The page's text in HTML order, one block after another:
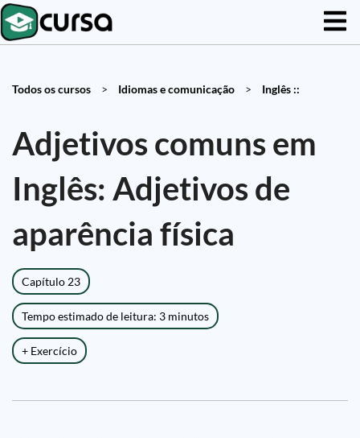
Todos os cursos > Idiomas e comunicação > Inglês ::
Adjetivos comuns em
Inglês: Adjetivos de
aparência física
Capítulo 23
Tempo estimado de leitura: 3 minutos
+ Exercício